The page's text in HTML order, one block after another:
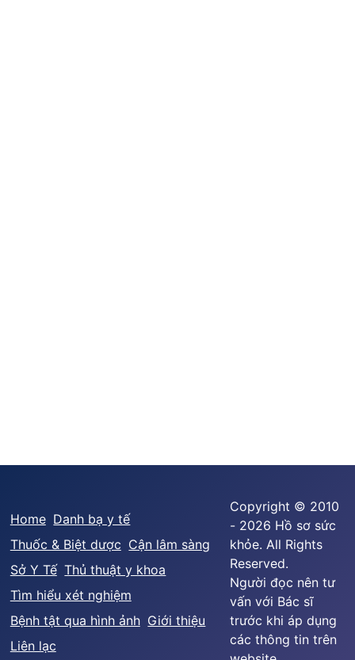
Home Danh bạ y tế
Thuốc & Biệt dược Cận lâm sàng
Sở Y Tế Thủ thuật y khoa
Tìm hiểu xét nghiệm
Bệnh tật qua hình ảnh Giới thiệu
Liên lạc
Copyright © 2010
- 2026 Hồ sơ sức
khỏe. All Rights
Reserved.
Người đọc nên tư
vấn với Bác sĩ
trước khi áp dụng
các thông tin trên